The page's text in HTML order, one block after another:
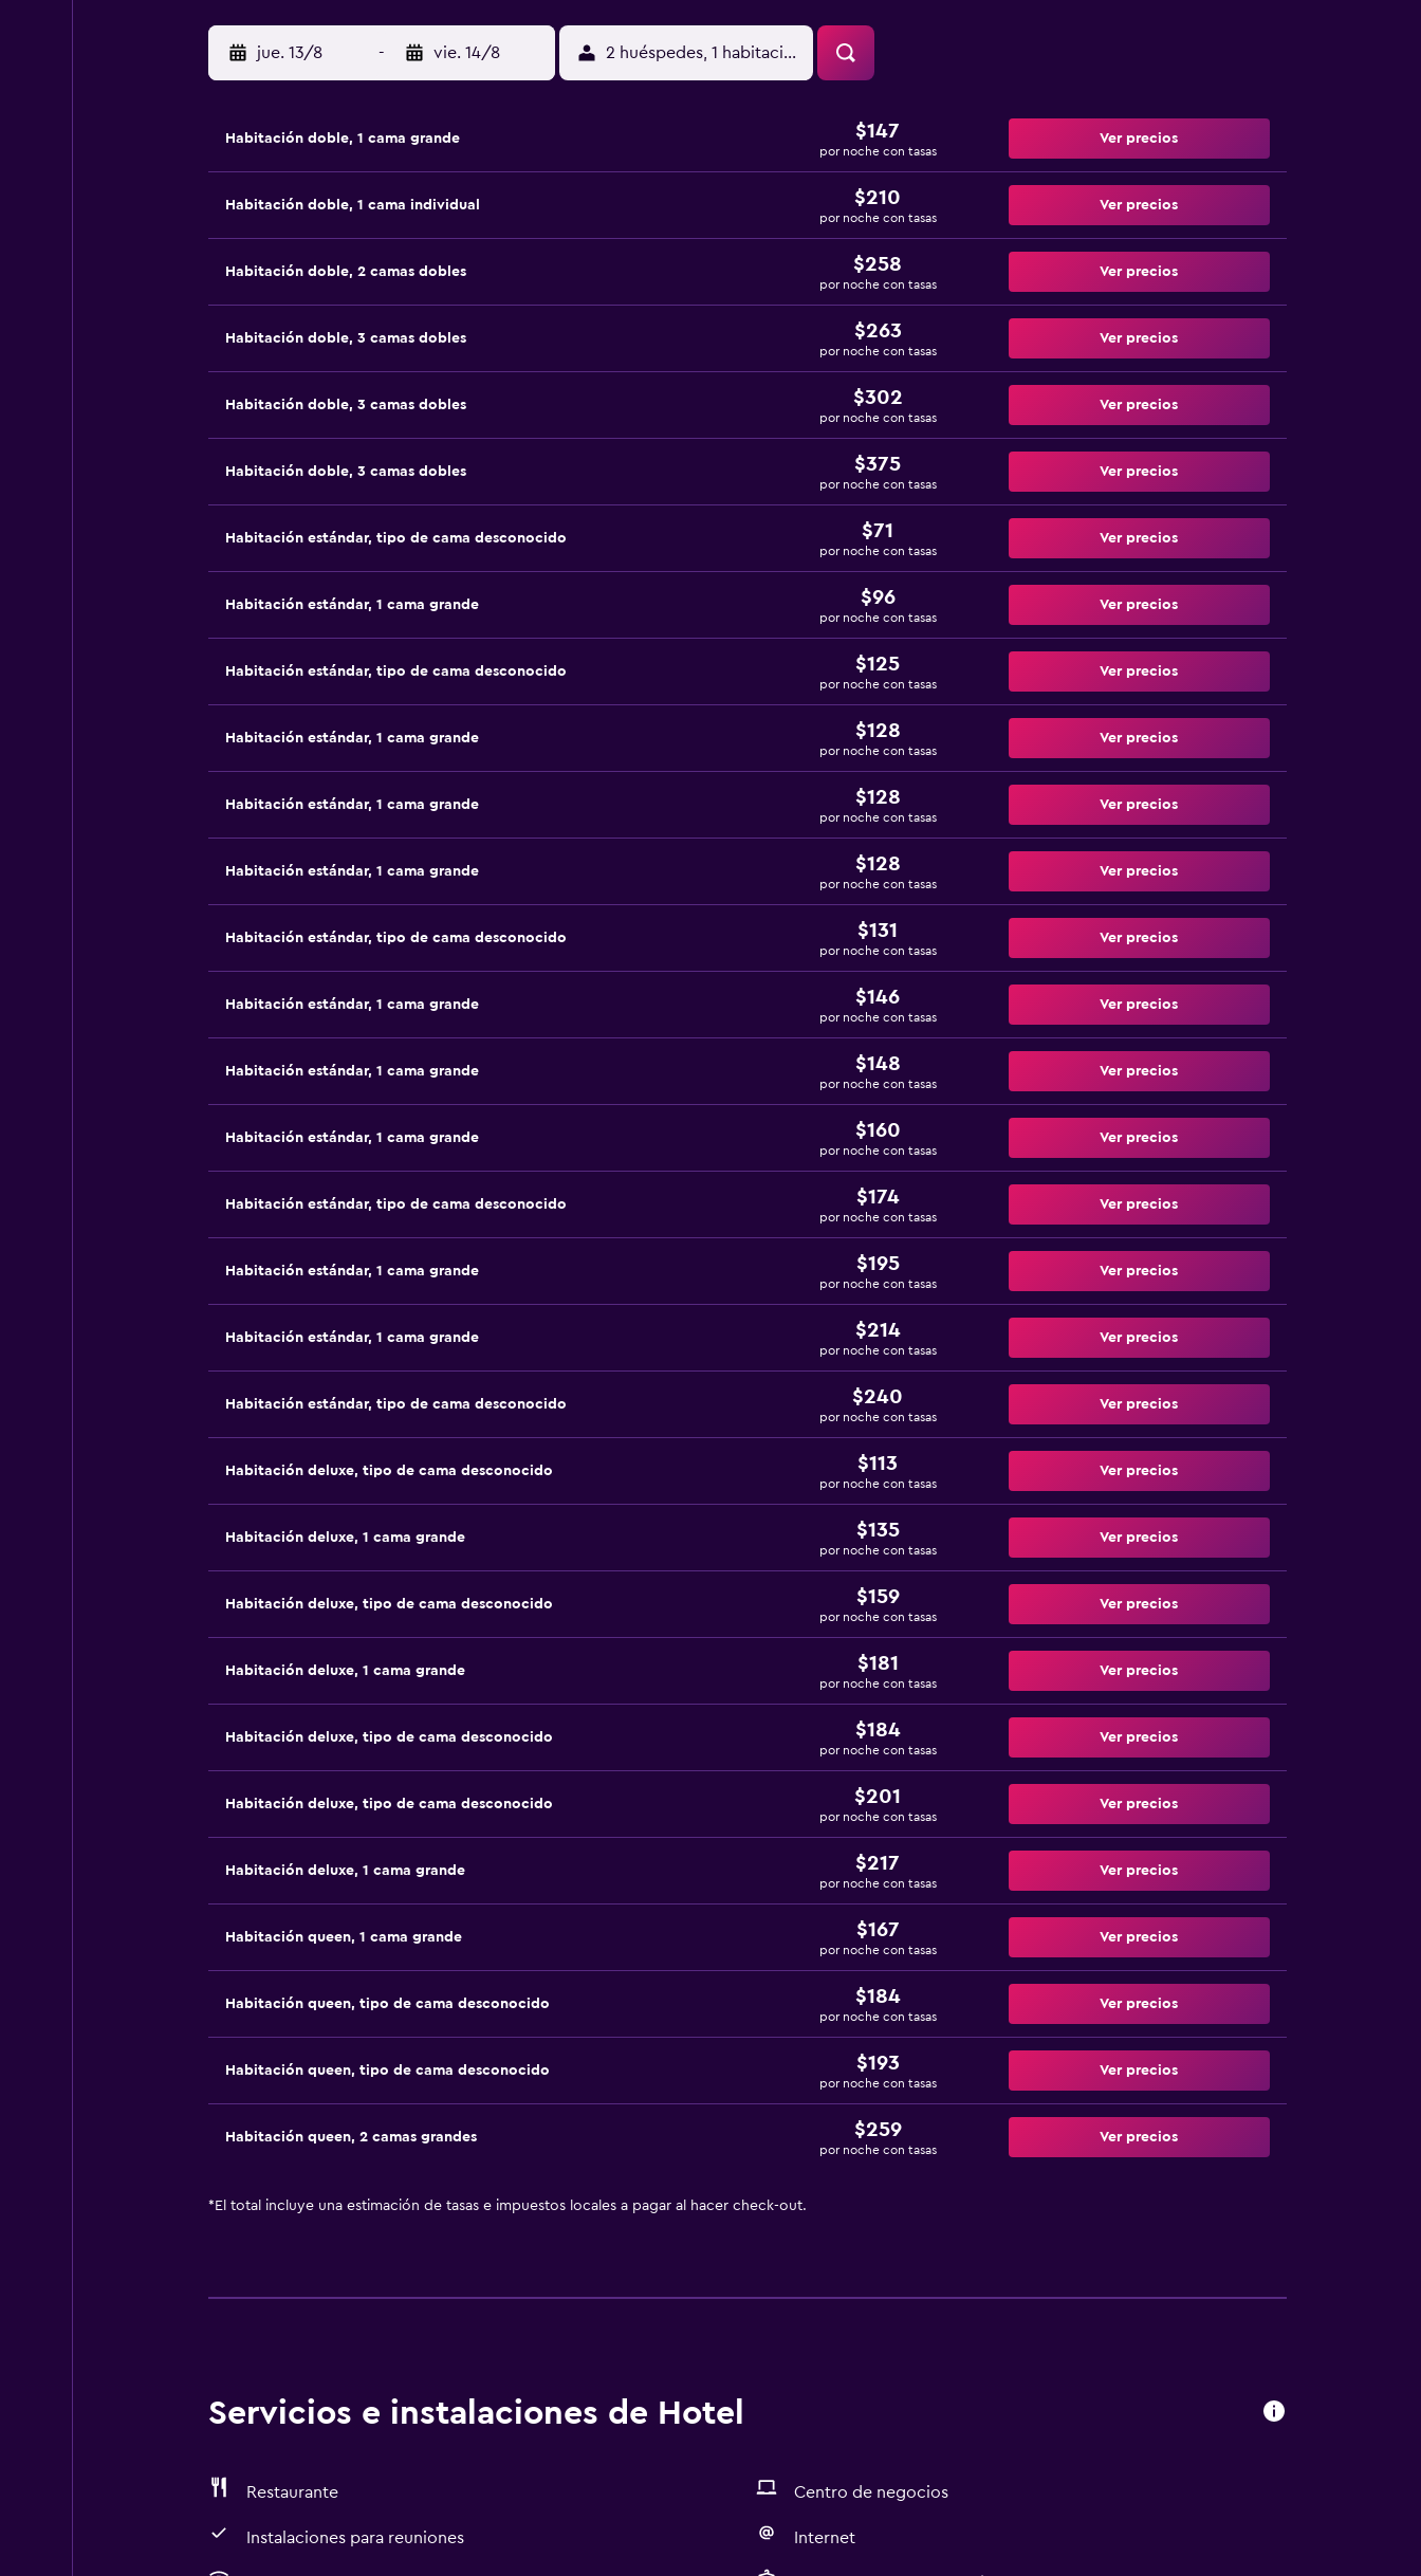
jue. 13/8 - vie. 14/8 2 huéspedes, 1 habitación
Habitación doble, 1 cama grande $147
por noche con tasas
Ver precios
Habitación doble, 1 cama individual $210
por noche con tasas
Ver precios
Habitación doble, 2 camas dobles $258
por noche con tasas
Ver precios
Habitación doble, 3 camas dobles $263
por noche con tasas
Ver precios
Habitación doble, 3 camas dobles $302
por noche con tasas
Ver precios
Habitación doble, 3 camas dobles $375
por noche con tasas
Ver precios
Habitación estándar, tipo de cama desconocido $71
por noche con tasas
Ver precios
Habitación estándar, 1 cama grande $96
por noche con tasas
Ver precios
Habitación estándar, tipo de cama desconocido $125
por noche con tasas
Ver precios
Habitación estándar, 1 cama grande $128
por noche con tasas
Ver precios
Habitación estándar, 1 cama grande $128
por noche con tasas
Ver precios
Habitación estándar, 1 cama grande $128
por noche con tasas
Ver precios
Habitación estándar, tipo de cama desconocido $131
por noche con tasas
Ver precios
Habitación estándar, 1 cama grande $146
por noche con tasas
Ver precios
Habitación estándar, 1 cama grande $148
por noche con tasas
Ver precios
Habitación estándar, 1 cama grande $160
por noche con tasas
Ver precios
Habitación estándar, tipo de cama desconocido $174
por noche con tasas
Ver precios
Habitación estándar, 1 cama grande $195
por noche con tasas
Ver precios
Habitación estándar, 1 cama grande $214
por noche con tasas
Ver precios
Habitación estándar, tipo de cama desconocido $240
por noche con tasas
Ver precios
Habitación deluxe, tipo de cama desconocido $113
por noche con tasas
Ver precios
Habitación deluxe, 1 cama grande $135
por noche con tasas
Ver precios
Habitación deluxe, tipo de cama desconocido $159
por noche con tasas
Ver precios
Habitación deluxe, 1 cama grande $181
por noche con tasas
Ver precios
Habitación deluxe, tipo de cama desconocido $184
por noche con tasas
Ver precios
Habitación deluxe, tipo de cama desconocido $201
por noche con tasas
Ver precios
Habitación deluxe, 1 cama grande $217
por noche con tasas
Ver precios
Habitación queen, 1 cama grande $167
por noche con tasas
Ver precios
Habitación queen, tipo de cama desconocido $184
por noche con tasas
Ver precios
Habitación queen, tipo de cama desconocido $193
por noche con tasas
Ver precios
Habitación queen, 2 camas grandes $259
por noche con tasas
Ver precios
* El total incluye una estimación de tasas e impuestos locales a pagar al hacer check-out.
Servicios e instalaciones de Hotel
Restaurante Centro de negocios
Instalaciones para reuniones Internet